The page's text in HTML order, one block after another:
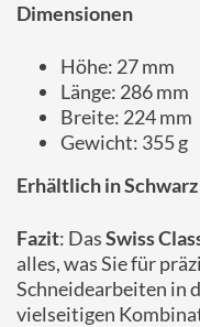
Dimensionen
Höhe: 27 mm
Länge: 286 mm
Breite: 224 mm
Gewicht: 355 g
Erhältlich in
Fazit: DasSwiss
alles, was Sie für
Schneidearbeiten in
vielseitigen